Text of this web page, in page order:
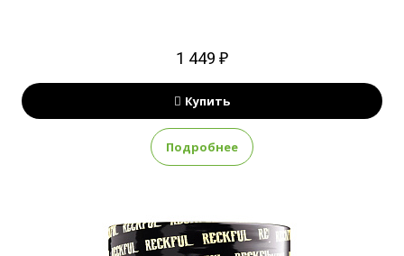
1 449 ₽
Купить
Подробнее